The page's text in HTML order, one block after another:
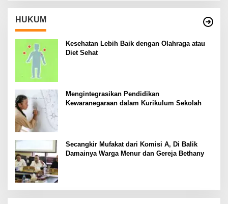
HUKUM
Kesehatan Lebih Baik dengan Olahraga atau
Diet Sehat
Mengintegrasikan Pendidikan
Kewaranegaraan dalam Kurikulum Sekolah
Secangkir Mufakat dari Komisi A, Di Balik
Damainya Warga Menur dan Gereja Bethany